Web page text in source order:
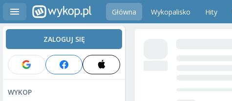
Główna Wykopalisko Hity
ZALOGUJ SIĘ
WYKOP